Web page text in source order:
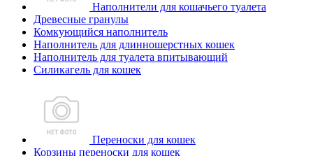
Наполнители для кошачьего туалета
Древесные гранулы
Комкующийся наполнитель
Наполнитель для длинношерстных кошек
Наполнитель для туалета впитывающий
Силикагель для кошек
Переноски для кошек
Корзины переноски для кошек